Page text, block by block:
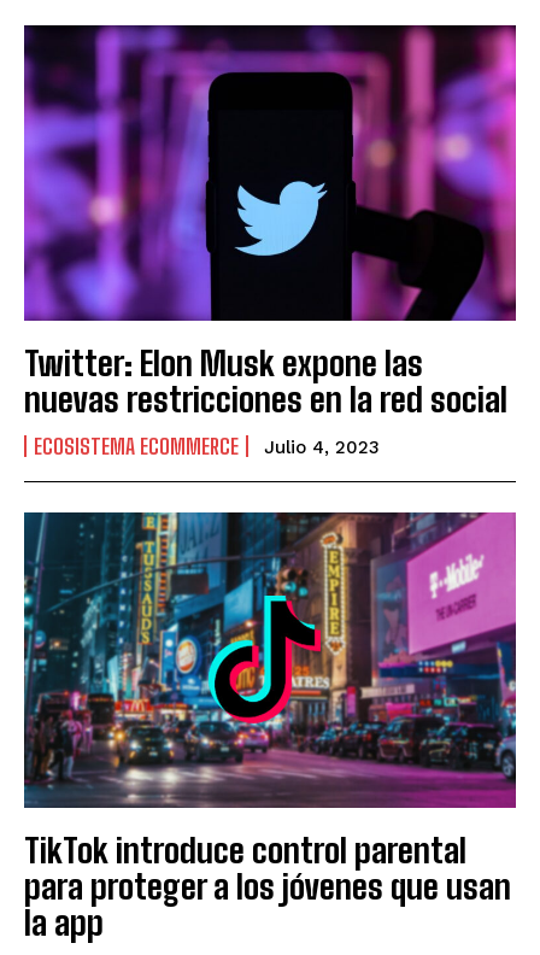
Twitter: Elon Musk expone las
nuevas restricciones en la red social
ECOSISTEMA ECOMMERCE Julio 4, 2023
TikTok introduce control parental
para proteger a los jóvenes que usan
la app